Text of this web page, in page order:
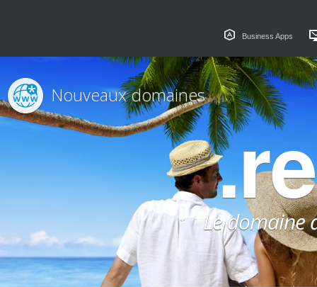
Business Apps
Le domaine
Nouveaux domaines